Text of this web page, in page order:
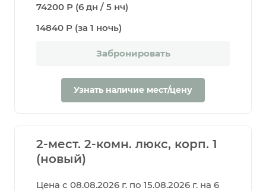
74200 Р (6 дн / 5 нч)
14840 Р (за 1 ночь)
Забронировать
Узнать наличие мест/цену
2-мест. 2-комн. люкс, корп. 1
(новый)
Цена с 08.08.2026 г. по 15.08.2026 г. на 6